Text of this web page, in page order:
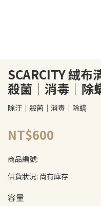
SCARCITY 絨布
殺菌｜消毒｜除
除汙｜殺菌｜消毒｜除螨
NT$600
商品編號:
供貨狀況: 尚有庫存
容量